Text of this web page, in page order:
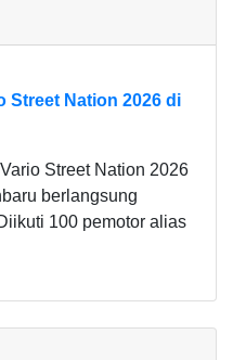
Street Nation 2026 di
Street Nation 2026
berlangsung
100 pemotor alias